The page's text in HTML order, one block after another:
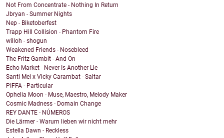
Not From Concentrate - Nothing In Return
Jbryan - Summer Nights
Nep - Biketoberfest
Trapp Hill Collision - Phantom Fire
willoh - shogun
Weakened Friends - Nosebleed
The Fritz Gambit - And On
Echo Market - Never Is Another Lie
Santi Mei x Vicky Carambat - Saltar
PIFFA - Particular
Ophelia Moon - Muse, Maestro, Melody Maker
Cosmic Madness - Domain Change
REY DANTE - NÚMEROS
Die Lärmer - Warum lieben wir nicht mehr
Estella Dawn - Reckless